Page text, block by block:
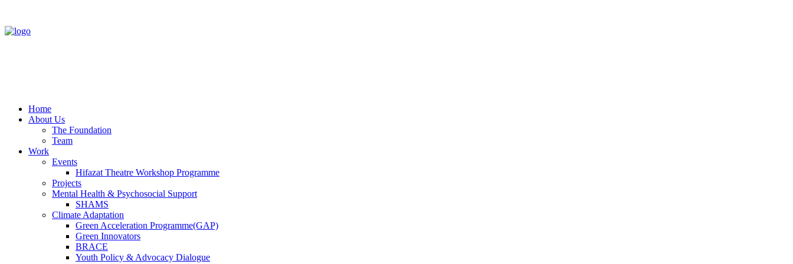
Home
About Us
The Foundation
Team
Work
Events
Hifazat Theatre Workshop Programme
Projects
Mental Health & Psychosocial Support
SHAMS
Climate Adaptation
Green Acceleration Programme(GAP)
Green Innovators
BRACE
Youth Policy & Advocacy Dialogue